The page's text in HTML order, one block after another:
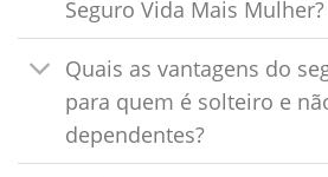
Seguro Vida Mais Mulher?
Quais as vantagens do
para quem é solteiro e
dependentes?